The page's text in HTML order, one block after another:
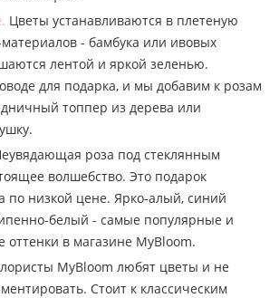
Цветы устанавливаются в плетеную
материалов - бамбука или ивовых
лентой и яркой зеленью.
для подарка, и мы добавим к розам
топпер из дерева или
роза под стеклянным
волшебство. Это подарок
по низкой цене. Ярко-алый, синий
белый - самые популярные и
оттенки в магазине MyBloom.
MyBloom любят цветы и не
Стоит к классическим